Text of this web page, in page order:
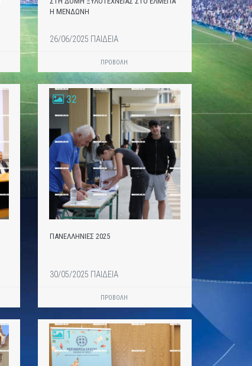
Η ΜΕΝΔΩΝΗ
26/06/2025 ΠΑΙΔΕΙΑ
ΠΡΟΒΟΛΗ
32
ΠΑΝΕΛΛΗΝΙΕΣ 2025
30/05/2025 ΠΑΙΔΕΙΑ
ΠΡΟΒΟΛΗ
1